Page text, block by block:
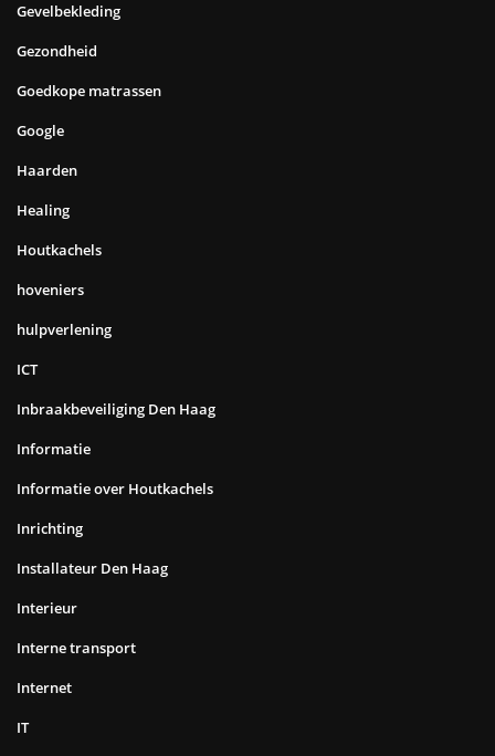
Gevelbekleding
Gezondheid
Goedkope matrassen
Google
Haarden
Healing
Houtkachels
hoveniers
hulpverlening
ICT
Inbraakbeveiliging Den Haag
Informatie
Informatie over Houtkachels
Inrichting
Installateur Den Haag
Interieur
Interne transport
Internet
IT